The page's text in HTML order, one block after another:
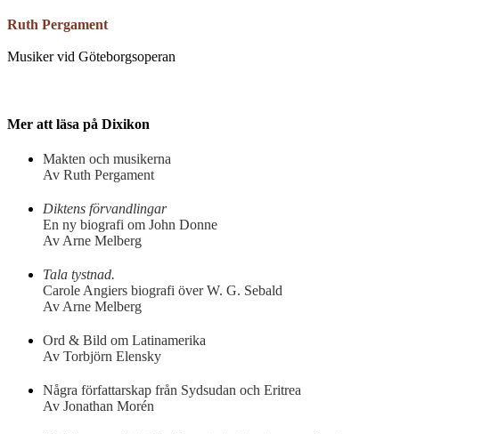
Ruth Pergament
Musiker vid Göteborgsoperan
Mer att läsa på Dixikon
Makten och musikerna
Av Ruth Pergament
Diktens förvandlingar
En ny biografi om John Donne
Av Arne Melberg
Tala tystnad.
Carole Angiers biografi över W. G. Sebald
Av Arne Melberg
Ord & Bild om Latinamerika
Av Torbjörn Elensky
Några författarskap från Sydsudan och Eritrea
Av Jonathan Morén